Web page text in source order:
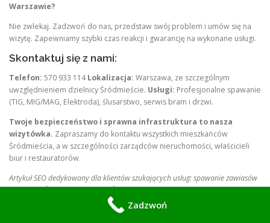
Warszawie?
Nie zwlekaj. Zadzwoń do nas, przedstaw swój problem i umów się na
wizytę. Zapewniamy szybki czas reakcji i gwarancję na wykonane usługi.
Skontaktuj się z nami:
Telefon: 570 933 114Lokalizacja: Warszawa, ze szczególnym
uwzględnieniem dzielnicy Śródmieście. Usługi: Profesjonalne spawanie
(TIG, MIG/MAG, Elektroda), ślusarstwo, serwis bram i drzwi.
Twoje bezpieczeństwo i sprawna infrastruktura to nasza
wizytówka. Zapraszamy do kontaktu wszystkich mieszkańców
Śródmieścia, a w szczególności zarządców nieruchomości, właścicieli
biur i restauratorów.
Artykuł SEO dedykowany dla klientów szukających usług: spawanie zawiasów
Warszawa Śródmieście, ślusarz Śródmieście, naprawa bram metalowych
Warszawa, spawacz aluminium Warszawa, serwis ślusarski Śródmieście,
spawanie konstrukcji stalowych Warszawa, naprawa zawiasów inox,
Zadzwoń